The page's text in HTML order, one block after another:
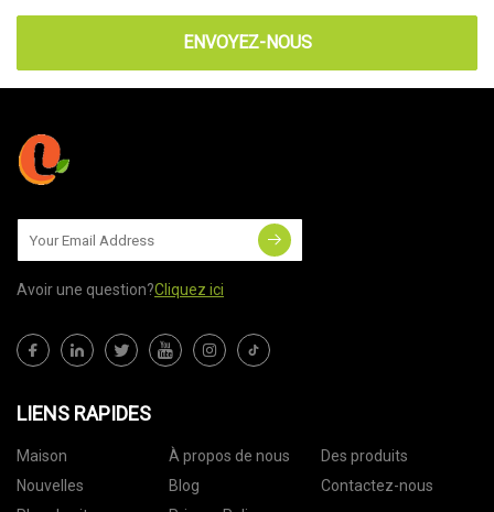
ENVOYEZ-NOUS
Avoir une question?Cliquez ici
LIENS RAPIDES
Maison À propos de nous
Des produits
Nouvelles
Blog
Contactez-nous